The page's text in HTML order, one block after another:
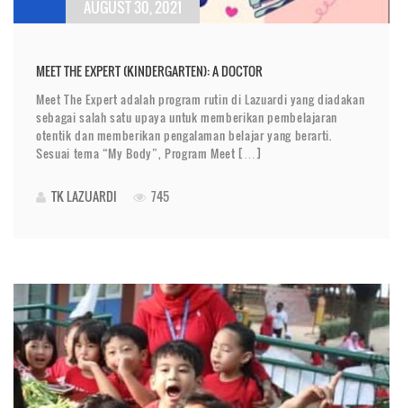
AUGUST 30, 2021
MEET THE EXPERT (KINDERGARTEN): A DOCTOR
Meet The Expert adalah program rutin di Lazuardi yang diadakan
sebagai salah satu upaya untuk memberikan pembelajaran
otentik dan memberikan pengalaman belajar yang berarti.
Sesuai tema “My Body”, Program Meet […]
TK LAZUARDI 745